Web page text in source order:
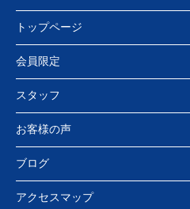
トップページ
会員限定
スタッフ
お客様の声
ブログ
アクセスマップ